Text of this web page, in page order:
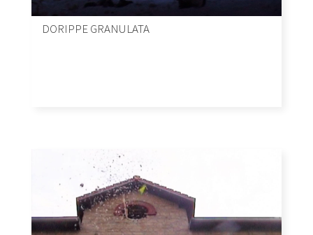
DORIPPE GRANULATA